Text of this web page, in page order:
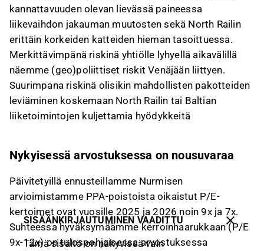
kannattavuuden olevan lievässä paineessa
liikevaihdon jakauman muutosten sekä North Railin
erittäin korkeiden katteiden hieman tasoittuessa.
Merkittävimpänä riskinä yhtiölle lyhyellä aikavälillä
näemme (geo)poliittiset riskit Venäjään liittyen.
Suurimpana riskinä olisikin mahdollisten pakotteiden
leviäminen koskemaan North Railin tai Baltian
liiketoimintojen kuljettamia hyödykkeitä
Nykyisessä arvostuksessa on nousuvaraa
Päivitetyillä ennusteillamme Nurmisen
arvioimistamme PPA-poistoista oikaistut P/E-
kertoimet ovat vuosille 2025 ja 2026 noin 9x ja 7x.
Suhteessa hyväksymäämme kerroinhaarukkaan (P/E
9x-12x) on tulospohjaisessa arvostuksessa
SISÄÄNKIRJAUTUMINEN VAADITTU
Tämä sisältö on näkyvissä vain